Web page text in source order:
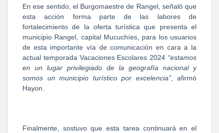
En ese sentido, el Burgomaestre de Rangel, señaló que
esta acción forma parte de las labores de
fortalecimiento de la oferta turística que presenta el
municipio Rangel, capital Mucuchíes, para los usuarios
de esta importante vía de comunicación en cara a la
actual temporada Vacaciones Escolares 2024 “estamos
en un lugar privilegiado de la geografía nacional y
somos un municipio turístico por excelencia”,
afirmó
Hayon.
Finalmente, sostuvo que esta tarea continuará en el